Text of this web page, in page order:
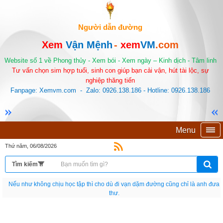
Người dẫn đường
Xem Vận Mệnh- xemVM.com
Website số 1 về Phong thủy - Xem bói - Xem ngày – Kinh dịch - Tâm linh
Tư vấn chọn sim hợp tuổi, sinh con giúp bạn cải vận, hút tài lộc, sự
nghiệp thăng tiến
Fanpage: Xemvm.com - Zalo: 0926.138.186 - Hotline: 0926.138.186
Menu
Thứ năm, 06/08/2026
Nếu như không chịu học tập thì cho dù đi vạn dặm đường cũng chỉ là anh đưa
thư.